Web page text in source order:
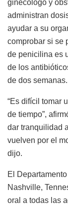
ginecólogo y
administran
ayudar a su
comprobar si se
de penicilina es
de los
de dos semanas.
“Es difícil tomar
de tiempo”,
dar tranquilidad
vuelven por el
dijo.
El
Nashville,
oral a todas las